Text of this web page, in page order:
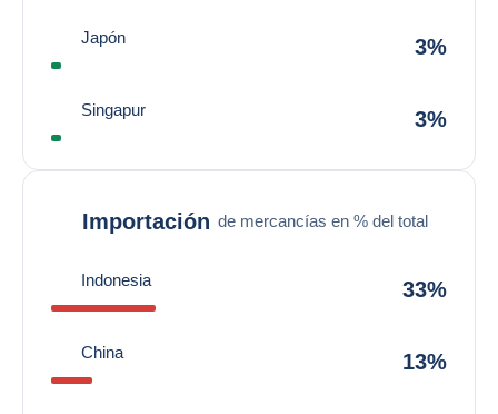
Japón 3%
Singapur 3%
Importación de mercancías en % del total
Indonesia 33%
China 13%